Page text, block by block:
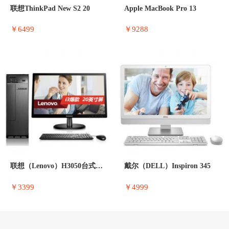
联想ThinkPad New S2 20
￥6499
Apple MacBook Pro 13
￥9288
联想（Lenovo）H3050台式电脑（
￥3399
戴尔（DELL）Inspiron 345
￥4999